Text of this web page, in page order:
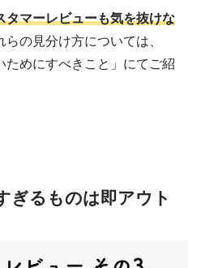
タマーレビューも気を抜けな
らの見分け方については、
ためにすべきこと」にてご紹
ぎるものは即アウト